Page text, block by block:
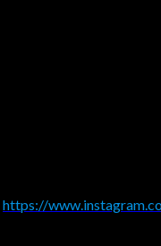
https://